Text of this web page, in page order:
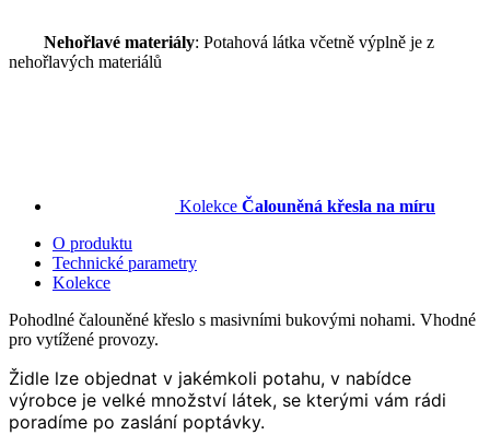
Nehořlavé materiály: Potahová látka včetně výplně je z
nehořlavých materiálů
Kolekce Čalouněná křesla na míru
O produktu
Technické parametry
Kolekce
Pohodlné čalouněné křeslo s masivními bukovými nohami. Vhodné
pro vytížené provozy.
Židle lze objednat v jakémkoli potahu, v nabídce
výrobce je velké množství látek, se kterými vám rádi
poradíme po zaslání poptávky.